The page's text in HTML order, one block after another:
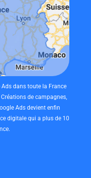
dans toute la France
de campagnes,
Ads devient enfin
digitale qui a plus de 10